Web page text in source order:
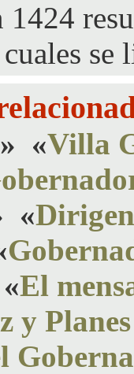
1424
se
» «Villa
«
«El
y